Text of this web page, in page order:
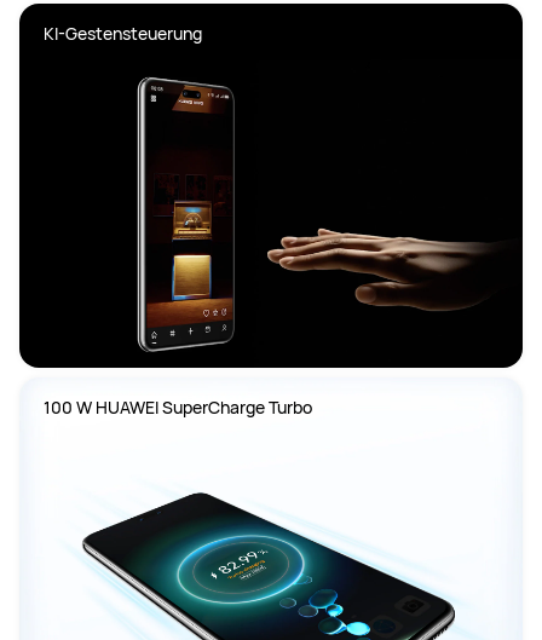
KI-Gestensteuerung
100 W HUAWEI SuperCharge Turbo